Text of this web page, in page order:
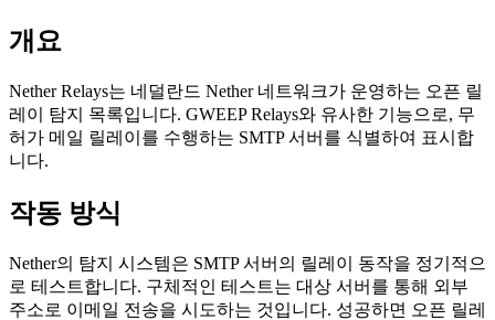
개요
Nether Relays는 네덜란드 Nether 네트워크가 운영하는 오픈 릴
레이 탐지 목록입니다. GWEEP Relays와 유사한 기능으로, 무
허가 메일 릴레이를 수행하는 SMTP 서버를 식별하여 표시합
니다.
작동 방식
Nether의 탐지 시스템은 SMTP 서버의 릴레이 동작을 정기적으
로 테스트합니다. 구체적인 테스트는 대상 서버를 통해 외부
주소로 이메일 전송을 시도하는 것입니다. 성공하면 오픈 릴레